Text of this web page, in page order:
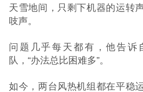
天雪地间，只剩下机器的运转
吱声。
问题几乎每天都有，他告诉
队，“办法总比困难多”。
如今，两台风热机组都在平稳